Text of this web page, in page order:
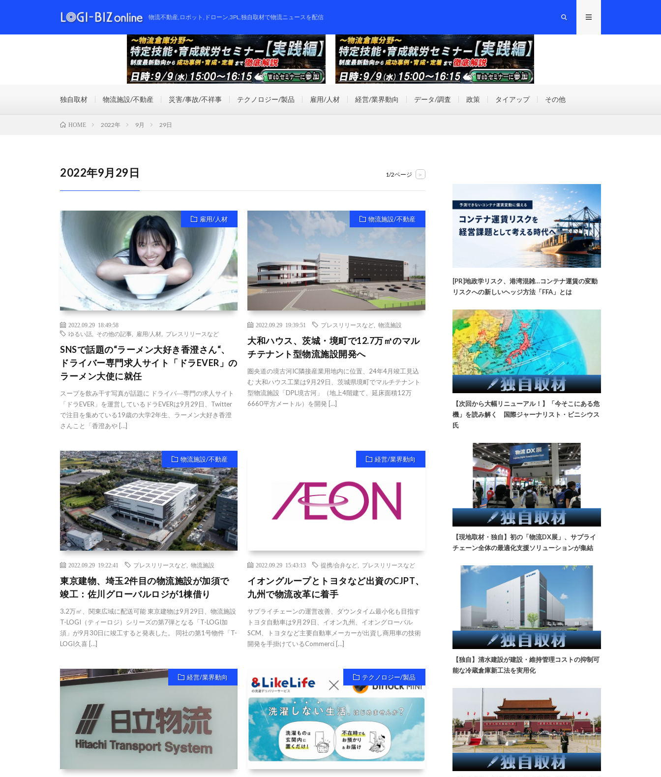
物流不動産,ロボット,ドローン,3PL,独自取材で物流ニュースを配信
独自取材 物流施設/不動産 災害/事故/不祥事 テクノロジー/製品 雇用/人材 経営/業界動向 データ/調査 政策 タイアップ その他
HOME 2022年 9月 29日
2022年9月29日 1/2ページ >
雇用/人材
2022.09.29 18:49:58
ゆるい話
その他の記事 雇用/人材 プレスリリースなど
SNSで話題の“ラーメン大好き香澄さん“、
ドライバー専門求人サイト「ドラEVER」の
ラーメン大使に就任
スープを飲み干す写真が話題に ドライバ―専門の求人サイト
「ドラEVER」を運営しているドラEVERは9月29日、Twitter
で注目を集めている19歳の大学2年生、ラーメン大好き香澄
さんこと「香澄あや […]
物流施設/不動産
2022.09.29 19:39:51 プレスリリースなど ,物流施設
大和ハウス、茨城・境町で12.7万㎡のマル
チテナント型物流施設開発へ
圏央道の境古河IC隣接産業用地内に位置、24年4月竣工見込
む 大和ハウス工業は9月29日、茨城県境町でマルチテナント
型物流施設「DPL境古河」（地上4階建て、延床面積12万
6660平方メートル）を開発 […]
物流施設/不動産
2022.09.29 19:22:41 プレスリリースなど 物流施設
東京建物、埼玉2件目の物流施設が加須で
竣工：佐川グローバルロジが1棟借り
3.2万㎡、関東広域に配送可能 東京建物は9月29日、物流施設
T-LOGI（ティーロジ）シリーズの第7弾となる「T-LOGI加
須」が9月30日に竣工すると発表した。 同社の第1号物件「T-
LOGI久喜 […]
経営/業界動向
2022.09.29 15:43:13 提携/合弁など プレスリリースなど
イオングループとトヨタなど出資のCJPT、
九州で物流改革に着手
サプライチェーンの運営改善、ダウンタイム最小化も目指す
トヨタ自動車は9月29日、イオン九州、イオングローバル
SCM、トヨタなど主要自動車メーカーが出資し商用車の技術
開発を手掛けているCommerci […]
経営/業界動向 テクノロジー/製品
[PR]地政学リスク、港湾混雑…コンテナ運賃の変動
リスクへの新しいヘッジ方法「FFA」とは
【次回から大幅リニューアル！】「今そこにある危
機」を読み解く 国際ジャーナリスト・ビニシウス
氏
【現地取材・独自】初の「物流DX展」、サプライ
チェーン全体の最適化支援ソリューションが集結
【独自】清水建設が建設・維持管理コストの抑制可
能な冷蔵倉庫新工法を実用化